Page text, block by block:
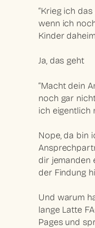
“Krieg ich
wenn ich
Kinder
Ja, das geht
“Macht dein
noch gar
ich eigentlich
Nope, da bin
dir jemanden
der Findung
Und warum
lange Latte
Pages und